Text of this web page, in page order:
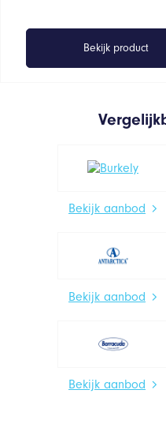
Bekijk product
Bekijk aanbod
Bekijk aanbod
Bekijk aanbod